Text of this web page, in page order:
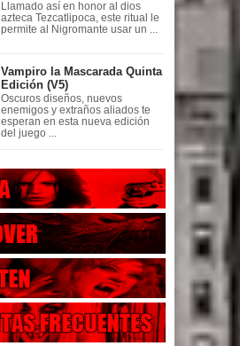
Llamado así en honor al dios
azteca Tezcatlipoca, este ritual le
permite al Nigromante usar un ...
Vampiro la Mascarada Quinta
Edición (V5)
Oscuros diseños, nuevos
enemigos y extraños aliados te
esperan en esta nueva edición
del juego ...